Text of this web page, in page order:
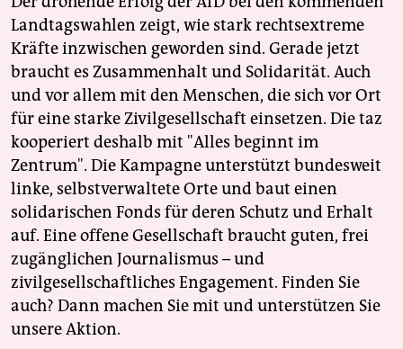
Landtagswahlen zeigt, wie stark rechtsextreme
Kräfte inzwischen geworden sind. Gerade jetzt
braucht es Zusammenhalt und Solidarität. Auch
und vor allem mit den Menschen, die sich vor Ort
für eine starke Zivilgesellschaft einsetzen. Die taz
kooperiert deshalb mit "Alles beginnt im
Zentrum". Die Kampagne unterstützt bundesweit
linke, selbstverwaltete Orte und baut einen
solidarischen Fonds für deren Schutz und Erhalt
auf. Eine offene Gesellschaft braucht guten, frei
zugänglichen Journalismus – und
zivilgesellschaftliches Engagement. Finden Sie
auch? Dann machen Sie mit und unterstützen Sie
unsere Aktion.